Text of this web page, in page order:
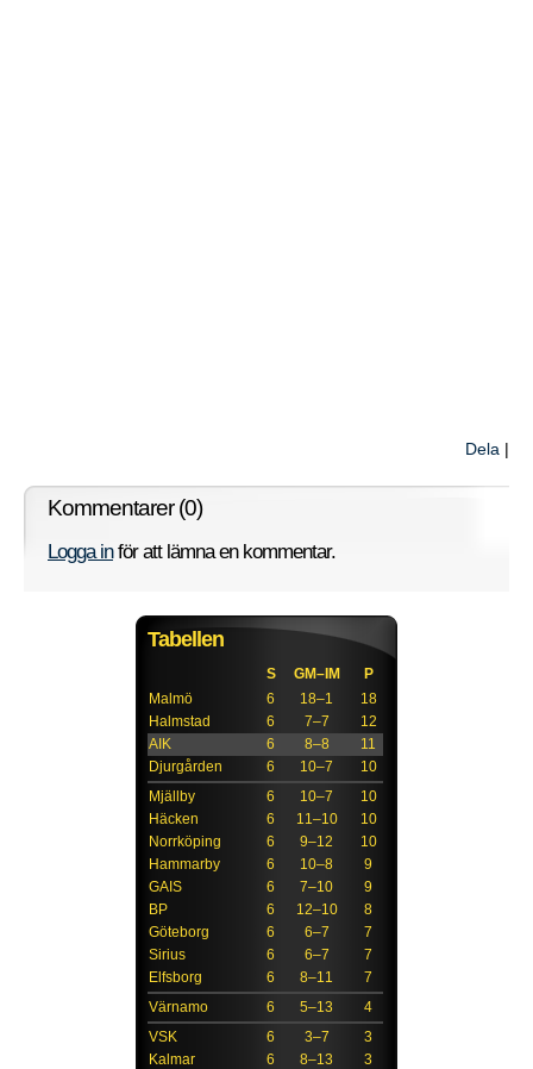
Dela |
Kommentarer (0)
Logga inför att lämna en kommentar.
Tabellen
S GM–IM
P
Malmö
6 18–1
18
Halmstad
6 7–7
12
AIK
6 8–8
11
Djurgården
6 10–7
10
Mjällby
6 10–7
10
Häcken
6 11–10
10
Norrköping
6 9–12
10
Hammarby
6 10–8
9
GAIS
6 7–10
9
BP
6 12–10
8
Göteborg
6 6–7
7
Sirius
6 6–7
7
Elfsborg
6 8–11
7
Värnamo
6 5–13
4
VSK
6 3–7
3
Kalmar
6 8–13 3